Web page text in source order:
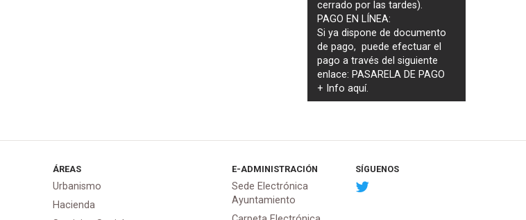
cerrado por las tardes).
PAGO EN LÍNEA:
Si ya dispone de documento
de pago, puede efectuar el
pago a través del siguiente
enlace: PASARELA DE PAGO
+ Infoaquí.
ÁREAS
Urbanismo
Hacienda
E-ADMINISTRACIÓN
Sede Electrónica
Ayuntamiento
SÍGUENOS